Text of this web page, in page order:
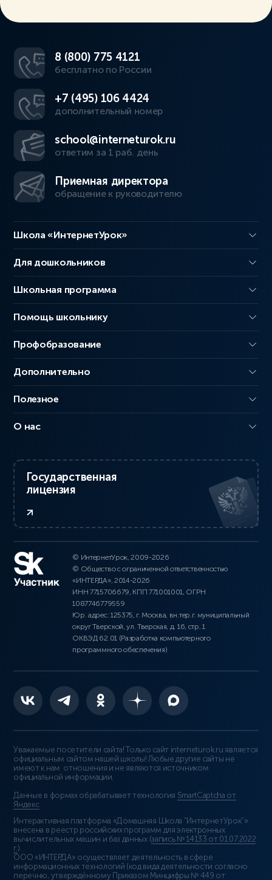
8 (800) 775 4121
бесплатно по России
+7 (495) 106 4424
дополнительный номер
school@interneturok.ru
ответим за 1 раб. день
Приемная директора
обращение к руководителю
Школа «ИнтернетУрок»
Для дошкольников
Школьная программа
Помощь школьнику
Профобразование
Дополнительно
Полезное
О нас
Государственная
лицензия
© ИнтернетУрок, 2009-2026
© Общество с ограниченной ответственностью
«ИНТЕРДА», 2014-2026
ИНН 7715706679, КПП 771001001, ОГРН
1087746779559
Юр. адрес: 125375, г. Москва, вн.тер.г. муниципальный
округ Тверской, ул. Тверская, д. 16, стр. 1
ОКВЭД 62.01 (Разработка компьютерного
программного обеспечения)
Уважаемые посетители сайта! Только сайт interneturok.ru является
официальным сайтом нашей школы! Любые другие сайты не
имеют к нам отношения и не являются источником
официальной информации.
Данные в формах обрабатывает технология SmartCaptcha от
Яндекс
Интерактивная платформа «Домашняя Школа “ИнтернетУрок”»
внесена в реестр российских программ для электронных
вычислительных машин и баз данных (запись № 14133 от 01.07.2022
г.).
ООО «ИНТЕРДА» осуществляет деятельность в сфере
информационных технологий (код вида деятельности согласно
перечню, утверждённому Приказом Минцифры № 449 от